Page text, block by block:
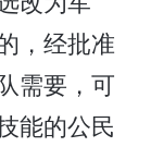
，经批准
需要，可
能的公民